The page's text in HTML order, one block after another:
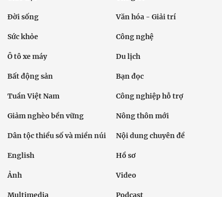
Đời sống Văn hóa - Giải trí
Sức khỏe Công nghệ
Ô tô xe máy Du lịch
Bất động sản Bạn đọc
Tuần Việt Nam Công nghiệp hỗ trợ
Giảm nghèo bền vững Nông thôn mới
Dân tộc thiểu số và miền núi Nội dung chuyên đề
English Hồ sơ
Ảnh Video